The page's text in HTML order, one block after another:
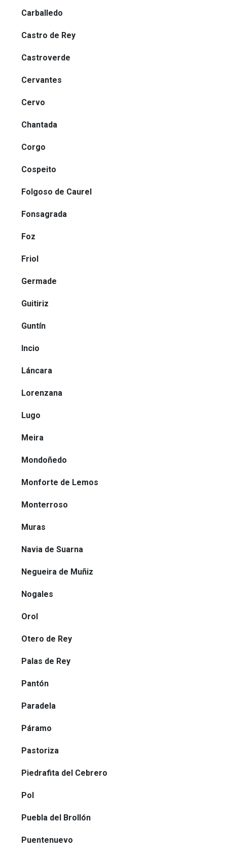
Carballedo
Castro de Rey
Castroverde
Cervantes
Cervo
Chantada
Corgo
Cospeito
Folgoso de Caurel
Fonsagrada
Foz
Friol
Germade
Guitiriz
Guntín
Incio
Láncara
Lorenzana
Lugo
Meira
Mondoñedo
Monforte de Lemos
Monterroso
Muras
Navia de Suarna
Negueira de Muñiz
Nogales
Orol
Otero de Rey
Palas de Rey
Pantón
Paradela
Páramo
Pastoriza
Piedrafita del Cebrero
Pol
Puebla del Brollón
Puentenuevo